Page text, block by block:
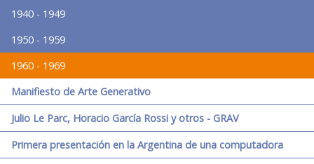
1940 - 1949
1950 - 1959
1960 - 1969
Manifiesto de Arte Generativo
Julio Le Parc, Horacio García Rossi y otros - GRAV
Primera presentación en la Argentina de una computadora